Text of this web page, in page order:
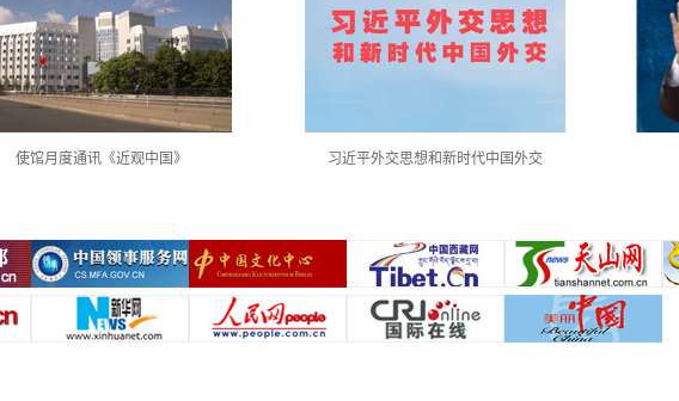
使馆月度通讯《近观中国》 习近平外交思想和新时代中国外交